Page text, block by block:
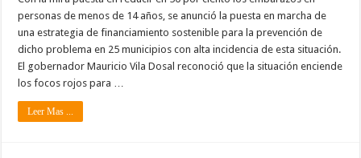
personas de menos de 14 años, se anunció la puesta en marcha de
una estrategia de financiamiento sostenible para la prevención de
dicho problema en 25 municipios con alta incidencia de esta situación.
El gobernador Mauricio Vila Dosal reconoció que la situación enciende
los focos rojos para …
Leer Mas ...